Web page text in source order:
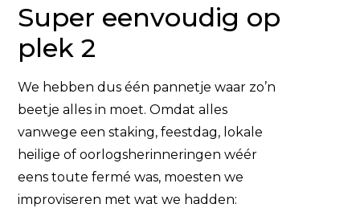
Super eenvoudig op
plek 2
We hebben dus één pannetje waar zo’n
beetje alles in moet. Omdat alles
vanwege een staking, feestdag, lokale
heilige of oorlogsherinneringen wéér
eens toute fermé was, moesten we
improviseren met wat we hadden: